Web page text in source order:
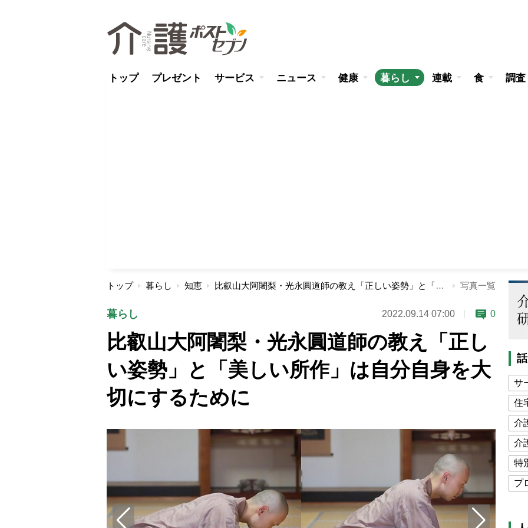
トップ プレゼント サービス ニュース 健康 暮らし 連載 食 調査
トップ 暮らし 知恵 比叡山大阿闍梨・光永圓道師の教え「正しい姿勢」と「美しい所作」は自分自身を大切にするために 写真一覧
暮らし 2022.09.14 07:00 0
比叡山大阿闍梨・光永圓道師の教え「正し
い姿勢」と「美しい所作」は自分自身を大
切にするために
サ
住
介
介
特
プ